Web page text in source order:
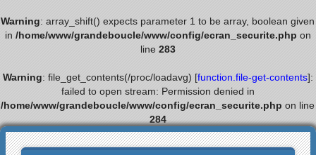
Warning: array_shift() expects parameter 1 to be array, boolean given
in /home/www/grandeboucle/www/config/ecran_securite.php on
line 283
Warning: file_get_contents(/proc/loadavg) [function.file-get-contents]:
failed to open stream: Permission denied in
/home/www/grandeboucle/www/config/ecran_securite.php on line
284